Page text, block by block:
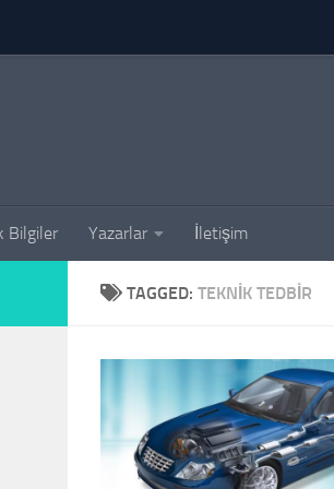
Bilgiler Yazarlar İletişim
TAGGED: TEKNIK TEDBIR